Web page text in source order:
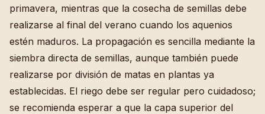
primavera, mientras que la cosecha de semillas debe
realizarse al final del verano cuando los aquenios
estén maduros. La propagación es sencilla mediante la
siembra directa de semillas, aunque también puede
realizarse por división de matas en plantas ya
establecidas. El riego debe ser regular pero cuidadoso;
se recomienda esperar a que la capa superior del